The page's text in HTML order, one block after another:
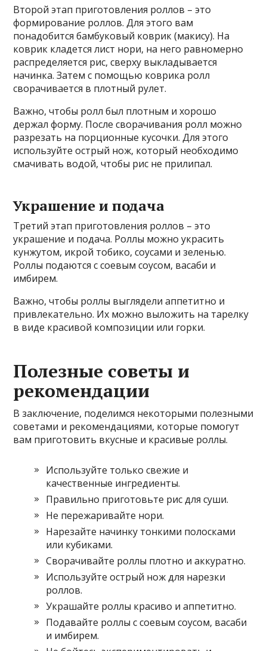
Второй этап приготовления роллов – это
формирование роллов. Для этого вам
понадобится бамбуковый коврик (макису). На
коврик кладется лист нори, на него равномерно
распределяется рис, сверху выкладывается
начинка. Затем с помощью коврика ролл
сворачивается в плотный рулет.
Важно, чтобы ролл был плотным и хорошо
держал форму. После сворачивания ролл можно
разрезать на порционные кусочки. Для этого
используйте острый нож, который необходимо
смачивать водой, чтобы рис не прилипал.
Украшение и подача
Третий этап приготовления роллов – это
украшение и подача. Роллы можно украсить
кунжутом, икрой тобико, соусами и зеленью.
Роллы подаются с соевым соусом, васаби и
имбирем.
Важно, чтобы роллы выглядели аппетитно и
привлекательно. Их можно выложить на тарелку
в виде красивой композиции или горки.
Полезные советы и
рекомендации
В заключение, поделимся некоторыми полезными
советами и рекомендациями, которые помогут
вам приготовить вкусные и красивые роллы.
Используйте только свежие и
качественные ингредиенты.
Правильно приготовьте рис для суши.
Не пережаривайте нори.
Нарезайте начинку тонкими полосками
или кубиками.
Сворачивайте роллы плотно и аккуратно.
Используйте острый нож для нарезки
роллов.
Украшайте роллы красиво и аппетитно.
Подавайте роллы с соевым соусом, васаби
и имбирем.